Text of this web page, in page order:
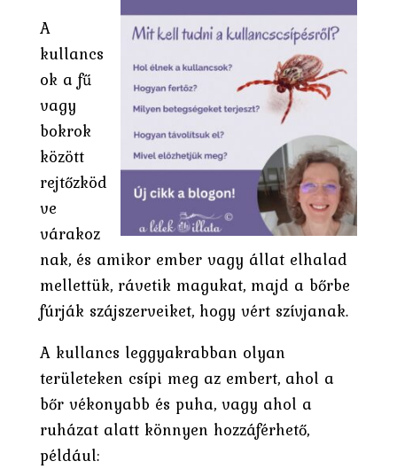
A
kullancs
ok a fű
vagy
bokrok
között
rejtőzköd
ve
várakoz
nak, és amikor ember vagy állat elhalad
mellettük, rávetik magukat, majd a bőrbe
fúrják szájszerveiket, hogy vért szívjanak.
A kullancs leggyakrabban olyan
területeken csípi meg az embert, ahol a
bőr vékonyabb és puha, vagy ahol a
ruházat alatt könnyen hozzáférhető,
például: